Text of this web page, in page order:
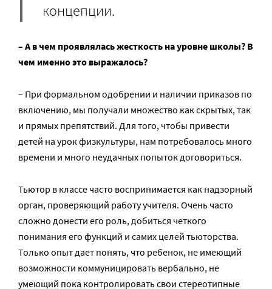
концепции.
– А в чем проявлялась жесткость на уровне школы? В
чем именно это выражалось?
– При формальном одобрении и наличии приказов по
включению, мы получали множество как скрытых, так
и прямых препятствий. Для того, чтобы привести
детей на урок физкультуры, нам потребовалось много
времени и много неудачных попыток договориться.
Тьютор в классе часто воспринимается как надзорный
орган, проверяющий работу учителя. Очень часто
сложно донести его роль, добиться четкого
понимания его функций и самих целей тьюторства.
Только опыт дает понять, что ребенок, не имеющий
возможности коммуницировать вербально, не
умеющий пока контролировать свои стереотипные